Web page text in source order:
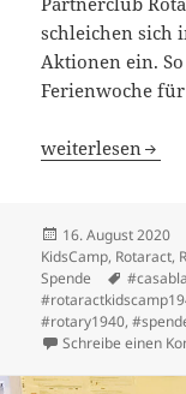
schleichen sich
Aktionen ein.
Ferienwoche
Eine ganz
weiterlesen
Veröffentlicht
am
16. August 2020
KidsCamp, Rotaract,
Spende
#rotary1940,
Schreibe einen